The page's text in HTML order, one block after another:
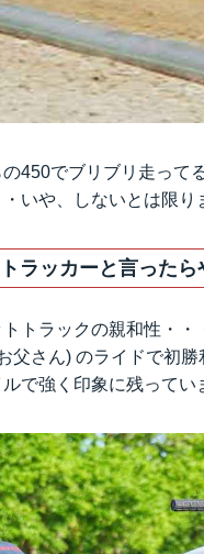
450でブリブリ走って
いや、しないとは限り
ラッカーと言った
トラックの親和性・
父さん) のライドで初
で強く印象に残ってい